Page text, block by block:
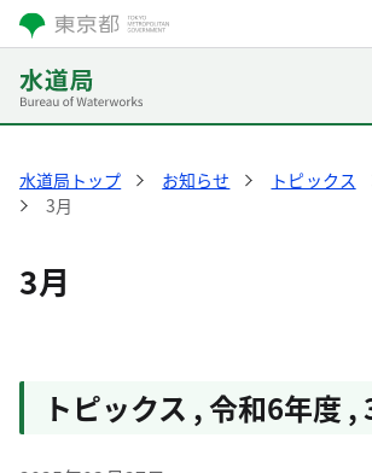
水道局トップ お知らせ トピックス
3月
3月
トピックス ,令和6年度 ,